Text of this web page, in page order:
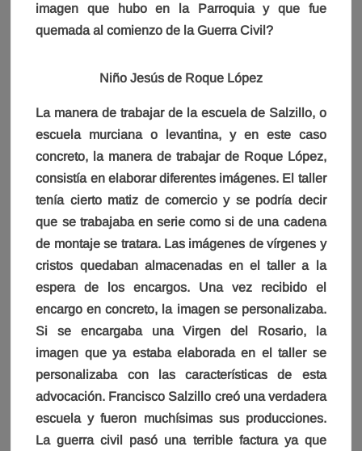
imagen que hubo en la Parroquia y que fue
quemada al comienzo de la Guerra Civil?
Niño Jesús de Roque López
La manera de trabajar de la escuela de Salzillo, o
escuela murciana o levantina, y en este caso
concreto, la manera de trabajar de Roque López,
consistía en elaborar diferentes imágenes. El taller
tenía cierto matiz de comercio y se podría decir
que se trabajaba en serie como si de una cadena
de montaje se tratara. Las imágenes de vírgenes y
cristos quedaban almacenadas en el taller a la
espera de los encargos. Una vez recibido el
encargo en concreto, la imagen se personalizaba.
Si se encargaba una Virgen del Rosario, la
imagen que ya estaba elaborada en el taller se
personalizaba con las características de esta
advocación. Francisco Salzillo creó una verdadera
escuela y fueron muchísimas sus producciones.
La guerra civil pasó una terrible factura ya que